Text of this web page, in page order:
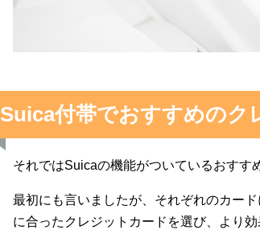
Suica付帯でおすすめのク
それではSuicaの機能がついているおすす
最初にも言いましたが、それぞれのカー
に合ったクレジットカードを選び、より